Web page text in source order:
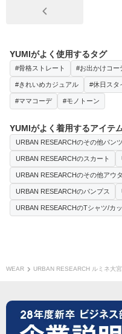
YUMIがよく使用するタグ
#骨格ストレート #お出かけコー
#きれいめカジュアル #休日スタ
#ママコーデ #モノトーン
YUMIがよく着用するアイテ
URBAN RESEARCHのその他パンツ
URBAN RESEARCHのスカート
URBAN RESEARCHのその他アウ
URBAN RESEARCHのパンプス
URBAN RESEARCHのTシャツ/カ
WEAR URBAN RESEARCH ルミネ大宮